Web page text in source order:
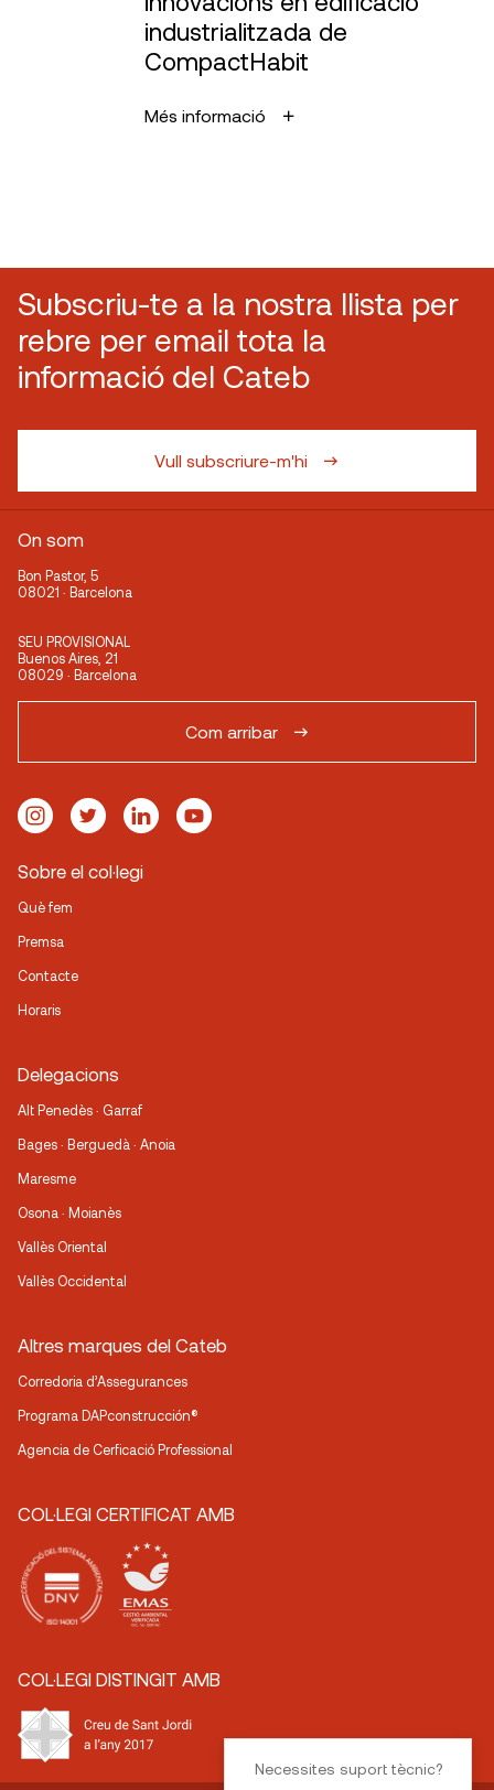
industrialitzada de
CompactHabit
Més informació
Subscriu-te a la nostra llista per
rebre per email tota la
informació del Cateb
Vull subscriure-m'hi
On som
Bon Pastor, 5
08021 · Barcelona
SEU PROVISIONAL
Buenos Aires, 21
08029 · Barcelona
Com arribar
Sobre el col·legi
Què fem
Premsa
Contacte
Horaris
Delegacions
Alt Penedès · Garraf
Bages · Berguedà · Anoia
Maresme
Osona · Moianès
Vallès Oriental
Vallès Occidental
Altres marques del Cateb
Corredoria d’Assegurances
Programa DAPconstrucción®
Agencia de Cerficació Professional
COL·LEGI CERTIFICAT AMB
COL·LEGI DISTINGIT AMB
Necessites suport tècnic?